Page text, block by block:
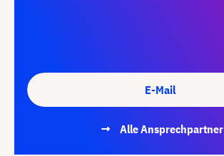
E-Mail
Alle Ansprechpartner